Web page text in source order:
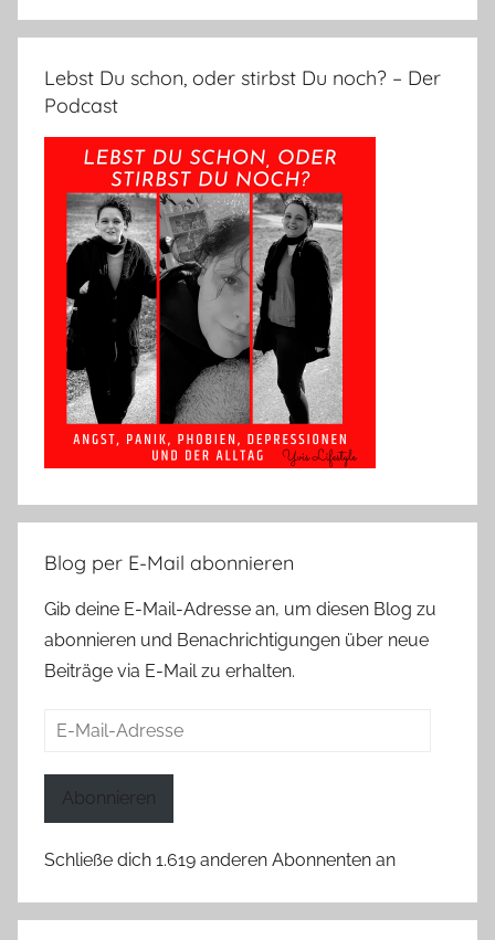
Lebst Du schon, oder stirbst Du noch? – Der
Podcast
Blog per E-Mail abonnieren
Gib deine E-Mail-Adresse an, um diesen Blog zu
abonnieren und Benachrichtigungen über neue
Beiträge via E-Mail zu erhalten.
E-
Abonnieren
Schließe dich 1.619 anderen Abonnenten an